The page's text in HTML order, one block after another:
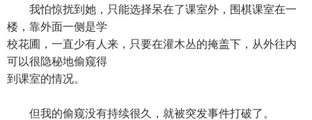
我怕惊扰到她，只能选择呆在了课室外，围棋课室在一
楼，靠外面一侧是学
校花圃，一直少有人来，只要在灌木丛的掩盖下，从外往内
可以很隐秘地偷窥得
到课室的情况。
但我的偷窥没有持续很久，就被突发事件打破了。